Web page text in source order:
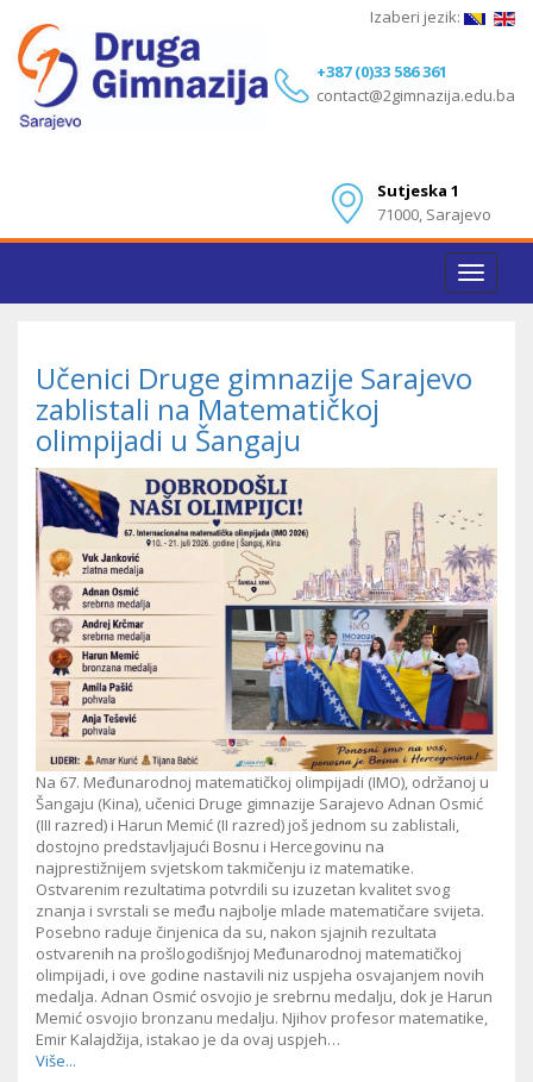
+387 (0)33 586 361
contact@2gimnazija.edu.ba
Sutjeska 1
71000, Sarajevo
Izaberi jezik:
Toggle
Učenici Druge gimnazije Sarajevo
zablistali na Matematičkoj
olimpijadi u Šangaju
Na 67. Međunarodnoj matematičkoj olimpijadi (IMO), održanoj u
Šangaju (Kina), učenici Druge gimnazije Sarajevo Adnan Osmić
(III razred) i Harun Memić (II razred) još jednom su zablistali,
dostojno predstavljajući Bosnu i Hercegovinu na
najprestižnijem svjetskom takmičenju iz matematike.
Ostvarenim rezultatima potvrdili su izuzetan kvalitet svog
znanja i svrstali se među najbolje mlade matematičare svijeta.
Posebno raduje činjenica da su, nakon sjajnih rezultata
ostvarenih na prošlogodišnjoj Međunarodnoj matematičkoj
olimpijadi, i ove godine nastavili niz uspjeha osvajanjem novih
medalja. Adnan Osmić osvojio je srebrnu medalju, dok je Harun
Memić osvojio bronzanu medalju. Njihov profesor matematike,
Emir Kalajdžija, istakao je da ovaj uspjeh…
Više...